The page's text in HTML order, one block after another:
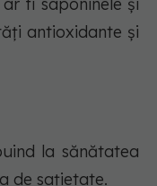
antioxidante și
la sănătatea
de sațietate.